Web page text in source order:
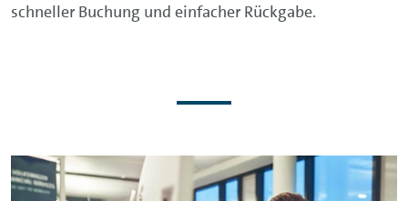
schneller Buchung und einfacher Rückgabe.